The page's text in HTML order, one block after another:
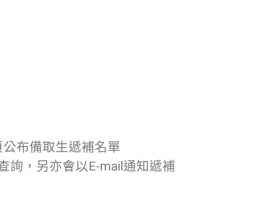
布備取生遞補名單
，另亦會以E-mail通知遞補